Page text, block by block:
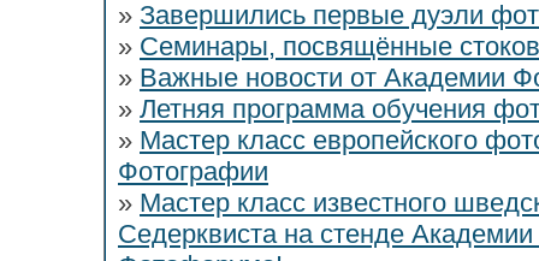
» Завершились первые дуэли
» Семинары, посвящённые
» Важные новости от Академии
» Летняя программа обучения
» Мастер класс европейского
Фотографии
» Мастер класс известного
Седерквиста на стенде